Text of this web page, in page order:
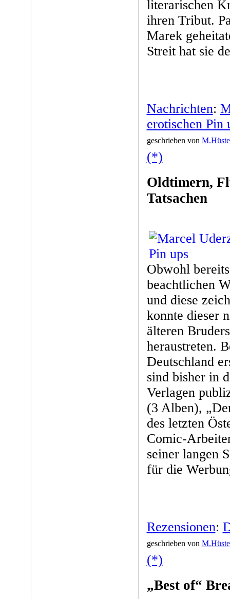
literarischen
ihren Tribut.
Marek
Streit hat sie
Nachrichten:
erotischen Pin
geschrieben von
(*)
Oldtimern,
Tatsachen
Obwohl
beachtlichen
und diese
konnte dieser
älteren
heraustreten.
Deutschland
sind bisher in
Verlagen
(3 Alben),
des letzten
Comic-
seiner langen
für die
Rezensionen:
geschrieben von
(*)
„Best of“